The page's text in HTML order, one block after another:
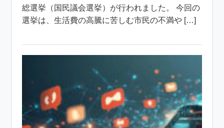
総選挙（国民議会選挙）が行われました。 今回の
選挙は、生活費の高騰に苦しむ市民の不満や […]